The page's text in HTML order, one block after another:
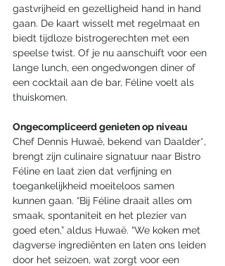
gastvrijheid en gezelligheid hand in hand
gaan. De kaart wisselt met regelmaat en
biedt tijdloze bistrogerechten met een
speelse twist. Of je nu aanschuift voor een
lange lunch, een ongedwongen diner of
een cocktail aan de bar, Féline voelt als
thuiskomen.
Ongecompliceerd genieten op niveau
Chef Dennis Huwaë, bekend van Daalder*,
brengt zijn culinaire signatuur naar Bistro
Féline en laat zien dat verfijning en
toegankelijkheid moeiteloos samen
kunnen gaan. “Bij Féline draait alles om
smaak, spontaniteit en het plezier van
goed eten,” aldus Huwaë. “We koken met
dagverse ingrediënten en laten ons leiden
door het seizoen, wat zorgt voor een